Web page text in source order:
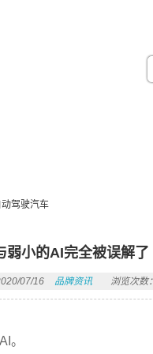
驾驶汽车
弱小的AI完全被误解
07/16 品牌资讯 浏览次数
。